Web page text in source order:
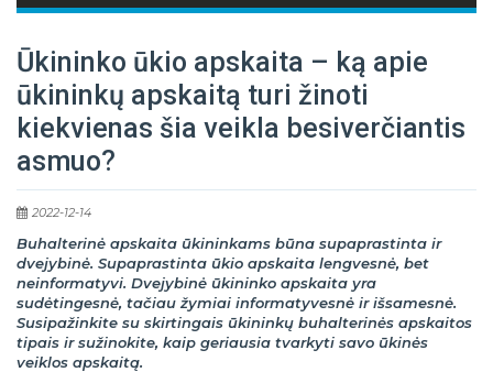
Ūkininko ūkio apskaita – ką apie
ūkininkų apskaitą turi žinoti
kiekvienas šia veikla besiverčiantis
asmuo?
2022-12-14
Buhalterinė apskaita ūkininkams būna supaprastinta ir
dvejybinė. Supaprastinta ūkio apskaita lengvesnė, bet
neinformatyvi. Dvejybinė ūkininko apskaita yra
sudėtingesnė, tačiau žymiai informatyvesnė ir išsamesnė.
Susipažinkite su skirtingais ūkininkų buhalterinės apskaitos
tipais ir sužinokite, kaip geriausia tvarkyti savo ūkinės
veiklos apskaitą.